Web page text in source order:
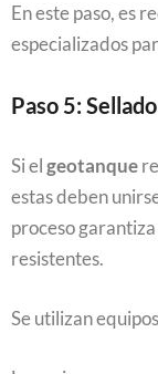
En este paso, es
especializados
Paso 5:
Si elgeotanque
estas deben
proceso
resistentes.
Se utilizan